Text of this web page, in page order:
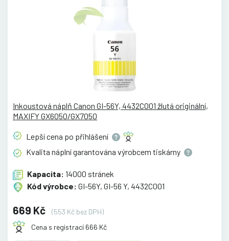
Inkoustová náplň Canon GI-56Y, 4432C001 žlutá originální,
MAXIFY GX6050/GX7050
Lepší cena po přihlášení
Kvalita náplní garantována výrobcem tiskárny
Kapacita: 14000 stránek
Kód výrobce: GI-56Y, GI-56 Y, 4432C001
669 Kč
(553 Kč bez DPH)
Cena s registrací 666 Kč